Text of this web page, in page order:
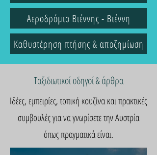
Αεροδρόμιο Βιέννης - Βιέννη
Καθυστέρηση πτήσης & αποζημίωση
Ταξιδιωτικοί οδηγοί & άρθρα
Ιδέες, εμπειρίες, τοπική κουζίνα και πρακτικές
συμβουλές για να γνωρίσετε την Αυστρία
όπως πραγματικά είναι.